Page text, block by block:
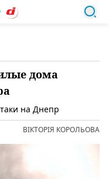
дома
на Днепр
ВІКТОРІЯ КОРОЛЬОВА